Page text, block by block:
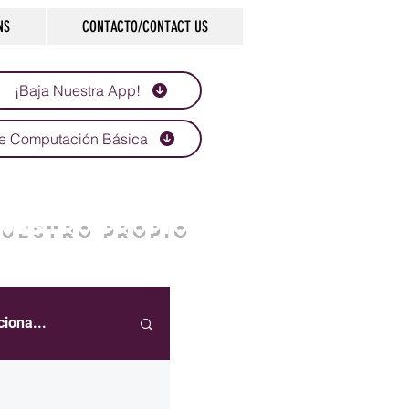
CONTACTO/CONTACT US
¡Baja Nuestra App!
Computación Básica
PROPIO